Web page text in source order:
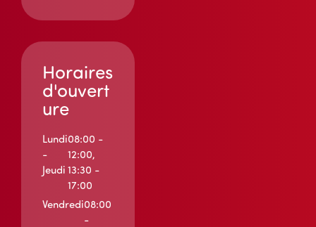
Horaires
d'ouvert
ure
Lundi
-
Jeudi
08:00 -
12:00,
13:30 -
17:00
Vendredi08:00
-